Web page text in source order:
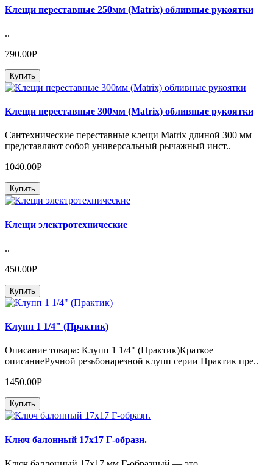
Клещи переставные 250мм (Matrix) обливные рукоятки
..
790.00Р
Купить
Клещи переставные 300мм (Matrix) обливные рукоятки
Сантехнические переставные клещи Matrix длиной 300 мм
представляют собой универсальный рычажный инст..
1040.00Р
Купить
Клещи электротехнические
..
450.00Р
Купить
Клупп 1 1/4" (Практик)
Описание товара: Клупп 1 1/4" (Практик)Краткое
описаниеРучной резьбонарезной клупп серии Практик пре..
1450.00Р
Купить
Ключ балонный 17х17 Г-образн.